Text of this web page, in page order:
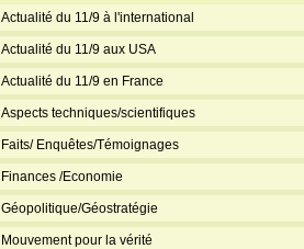
Actualité du 11/9 à l'international
Actualité du 11/9 aux USA
Actualité du 11/9 en France
Aspects techniques/scientifiques
Faits/ Enquêtes/Témoignages
Finances /Economie
Géopolitique/Géostratégie
Mouvement pour la vérité